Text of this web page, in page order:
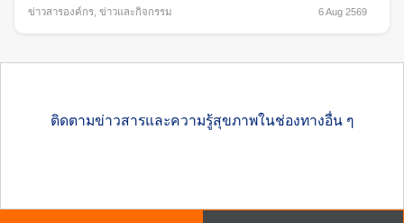
ข่าวสารองค์กร ข่าวและกิจกรรม 6 Aug 2569
ติดตามข่าวสารและความรู้สุขภาพในช่องทางอื่น ๆ